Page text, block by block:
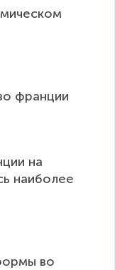
франции
на
наиболее
во